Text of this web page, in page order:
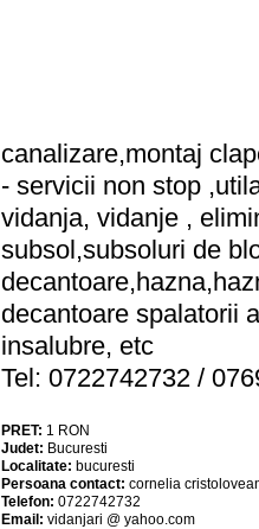
canalizare,montaj
- servicii non stop
vidanja, vidanje ,
subsol,subsoluri de
decantoare spalatorii
insalubre, etc
Tel: 0722742732 /
PRET: 1 RON
Judet: Bucuresti
Localitate: bucuresti
Persoana contact: cornelia
Telefon: 0722742732
Email: vidanjari @ yahoo.com